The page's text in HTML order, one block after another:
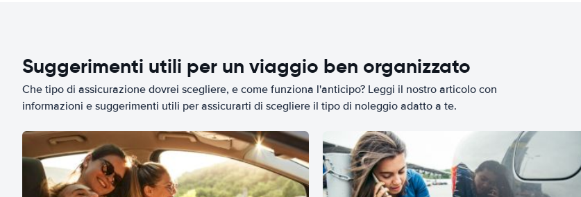
Suggerimenti utili per un viaggio ben organizzato
Che tipo di assicurazione dovrei scegliere, e come funziona l'anticipo? Leggi il nostro articolo con
informazioni e suggerimenti utili per assicurarti di scegliere il tipo di noleggio adatto a te.